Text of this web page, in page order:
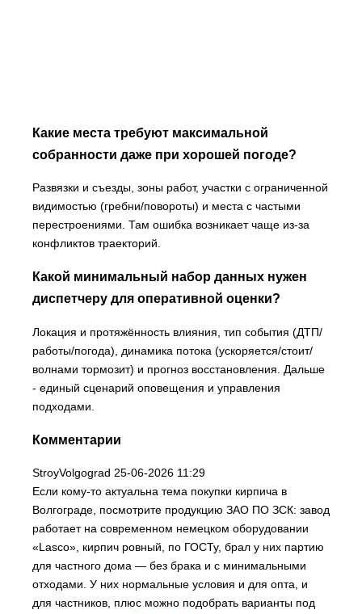
Какие места требуют максимальной
собранности даже при хорошей погоде?
Развязки и съезды, зоны работ, участки с ограниченной
видимостью (гребни/повороты) и места с частыми
перестроениями. Там ошибка возникает чаще из-за
конфликтов траекторий.
Какой минимальный набор данных нужен
диспетчеру для оперативной оценки?
Локация и протяжённость влияния, тип события (ДТП/
работы/погода), динамика потока (ускоряется/стоит/
волнами тормозит) и прогноз восстановления. Дальше
- единый сценарий оповещения и управления
подходами.
Комментарии
StroyVolgograd 25-06-2026 11:29
Если кому-то актуальна тема покупки кирпича в
Волгограде, посмотрите продукцию ЗАО ПО ЗСК: завод
работает на современном немецком оборудовании
«Lasco», кирпич ровный, по ГОСТу, брал у них партию
для частного дома — без брака и с минимальными
отходами. У них нормальные условия и для опта, и
для частников, плюс можно подобрать варианты под